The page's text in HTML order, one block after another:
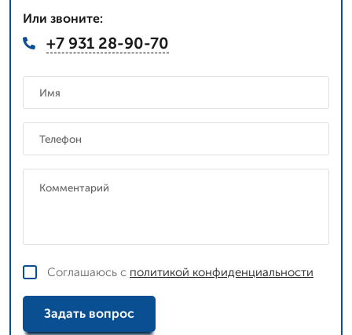
Или звоните:
+7 931 28-90-70
Соглашаюсь с политикой конфиденциальности
Задать вопрос